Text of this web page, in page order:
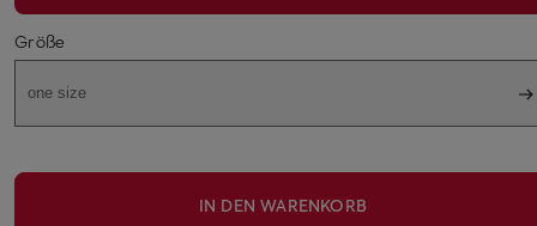
Größe
one size
IN DEN WARENKORB